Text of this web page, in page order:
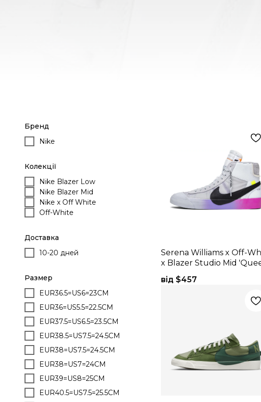
Бренд
Nike
Колекції
Nike Blazer Low
Nike Blazer Mid
Nike x Off White
Off-White
Доставка
10-20 дней
Размер
EUR36.5=US6=23CM
EUR36=US5.5=22.5CM
EUR37.5=US6.5=23.5CM
EUR38.5=US7.5=24.5CM
EUR38=US7.5=24.5CM
EUR38=US7=24CM
EUR39=US8=25CM
EUR40.5=US7.5=25.5CM
Serena Williams x Off-
x Blazer Studio Mid
від $457